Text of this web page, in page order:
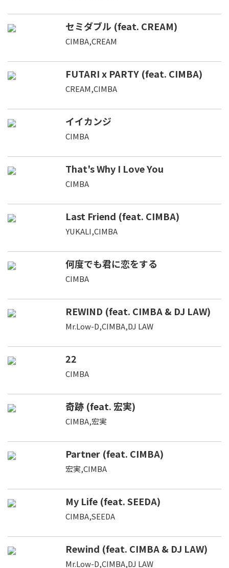
セミダブル (feat. CREAM)
CIMBA,CREAM
FUTARI x PARTY (feat. CIMBA)
CREAM,CIMBA
イイカンジ
CIMBA
That's Why I Love You
CIMBA
Last Friend (feat. CIMBA)
YUKALI,CIMBA
何度でも君に恋をする
CIMBA
REWIND (feat. CIMBA & DJ LAW)
Mr.Low-D,CIMBA,DJ LAW
22
CIMBA
奇跡 (feat. 宏実)
CIMBA,宏実
Partner (feat. CIMBA)
宏実,CIMBA
My Life (feat. SEEDA)
CIMBA,SEEDA
Rewind (feat. CIMBA & DJ LAW)
Mr.Low-D,CIMBA,DJ LAW